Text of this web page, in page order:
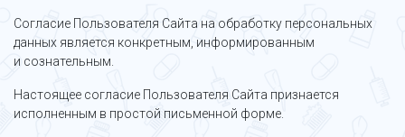
Согласие Пользователя Сайта на обработку персональных
данных является конкретным, информированным
и сознательным.
Настоящее согласие Пользователя Сайта признается
исполненным в простой письменной форме.